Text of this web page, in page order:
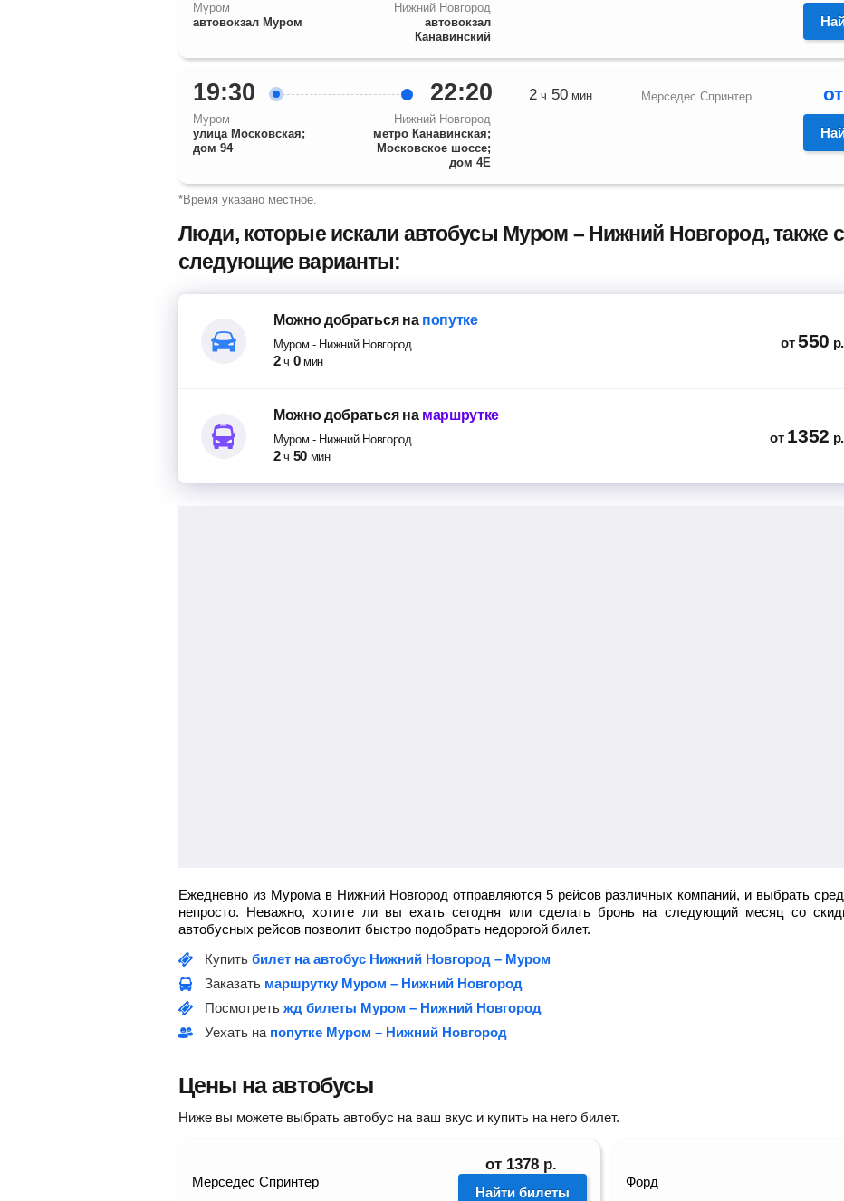
Муром
автовокзал Муром
Нижний Новгород
автовокзал
Канавинский
19:30
Муром
улица Московская;
дом 94
22:20
Нижний Новгород
метро Канавинская;
Московское шоссе;
дом 4Е
2ч 50мин Мерседес Спринтер от
*Время указано местное.
Люди, которые искали автобусы Муром – Нижний Новгород, также
следующие варианты:
Можно добратьсяна попутке
Муром - Нижний Новгород
2 ч 0 мин
от 550 р.
Можно добратьсяна маршрутке
Муром - Нижний Новгород
2 ч 50 мин
от 1352 р.
Ежедневно из Мурома в Нижний Новгород отправляются 5 рейсов различных компаний, и выбрать
непросто. Неважно, хотите ли вы ехать сегодня или сделать бронь на следующий месяц со
автобусных рейсов позволит быстро подобрать недорогой билет.
Купить билет на автобус Нижний Новгород – Муром
Заказать маршрутку Муром – Нижний Новгород
Посмотреть жд билеты Муром – Нижний Новгород
Уехать на попутке Муром – Нижний Новгород
Цены на автобусы
Ниже вы можете выбрать автобус на ваш вкус и купить на него билет.
Мерседес Спринтер
от 1378 р.
Найти билеты
Форд